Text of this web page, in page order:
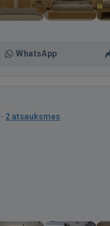
WhatsApp
· 2 atsauksmes